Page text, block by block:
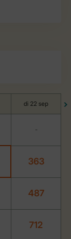
di 22 sep
-
363
487
712